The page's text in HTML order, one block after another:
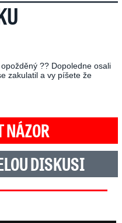
?? Dopoledne osali
zakulatil a vy píšete že
NÁZOR
DISKUSI